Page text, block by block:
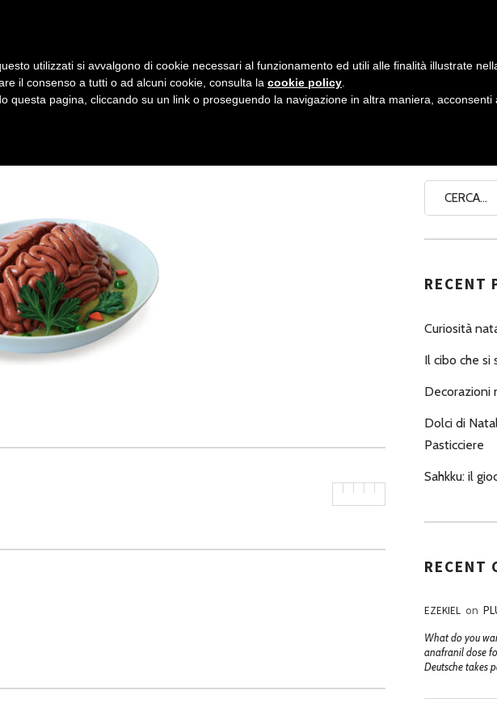
A
V
G
Z
I
O
N
E
P
N
P
SOUP-P2
RECENT
Curiosità
Il cibo che si
Decorazioni
Dolci di
Pasticciere
Sahkku: il
RECENT
EZEKIEL on
What do you
anafranil dose
Deutsche takes
utilizzati si avvalgono di cookie necessari al funzionamento ed utili alle finalità illustrate
il consenso a tutti o ad alcuni cookie, consulta la cookie policy
questa pagina, cliccando su un link o proseguendo la navigazione in altra maniera, acconsenti